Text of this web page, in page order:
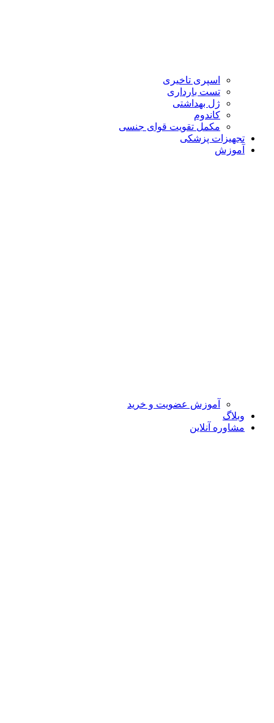
اسپری تاخیری
تست بارداری
ژل بهداشتی
کاندوم
مکمل تقویت قوای جنسی
تجهیزات پزشکی
آموزش
آموزش عضویت و خرید
وبلاگ
مشاوره آنلاین